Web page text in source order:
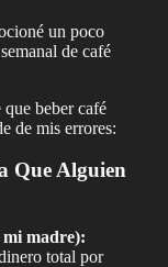
un poco
de café
beber café
de mis errores:
Que Alguien
mi madre):
total por